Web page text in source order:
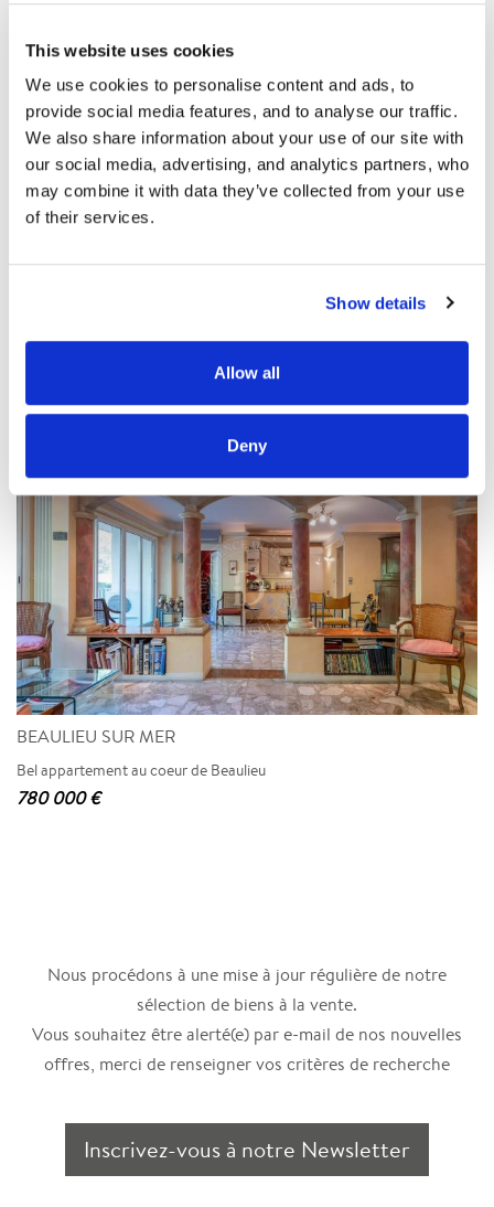
This website uses cookies
We use cookies to personalise content and ads, to
provide social media features, and to analyse our traffic.
We also share information about your use of our site with
our social media, advertising, and analytics partners, who
may combine it with data they’ve collected from your use
of their services.
Show details
Allow all
Deny
En savoir plus
Les biens similaires
BEAULIEU SUR MER
Bel appartement au coeur de Beaulieu
780 000 €
Nous procédons à une mise à jour régulière de notre
sélection de biens à la vente.
Vous souhaitez être alerté(e) par e-mail de nos nouvelles
offres, merci de renseigner vos critères de recherche
Inscrivez-vous à notre Newsletter